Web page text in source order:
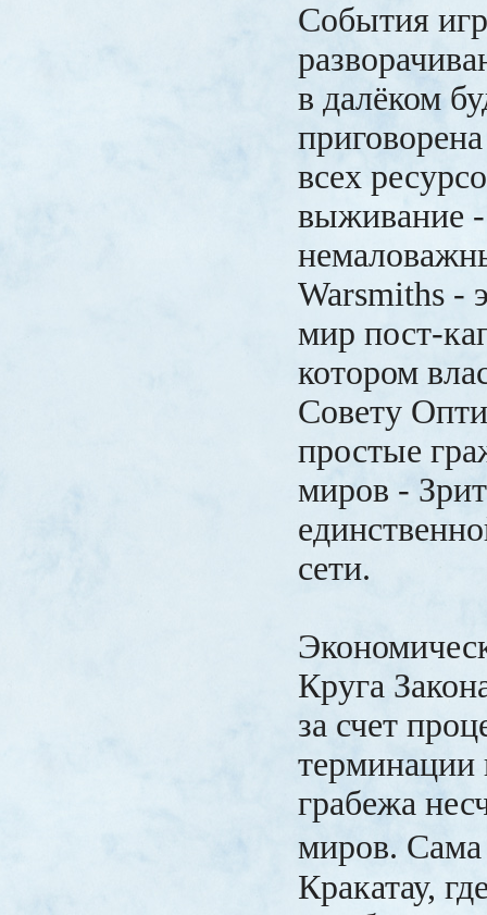
События
в далёком
всех
выживание -
Warsmiths -
мир пост-
котором
Совету
простые
миров -
сети.
Круга
за счет
терминации
грабежа
миров.
Кракатау,